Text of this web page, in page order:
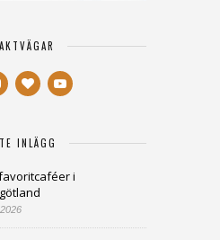
INLÄGG
i